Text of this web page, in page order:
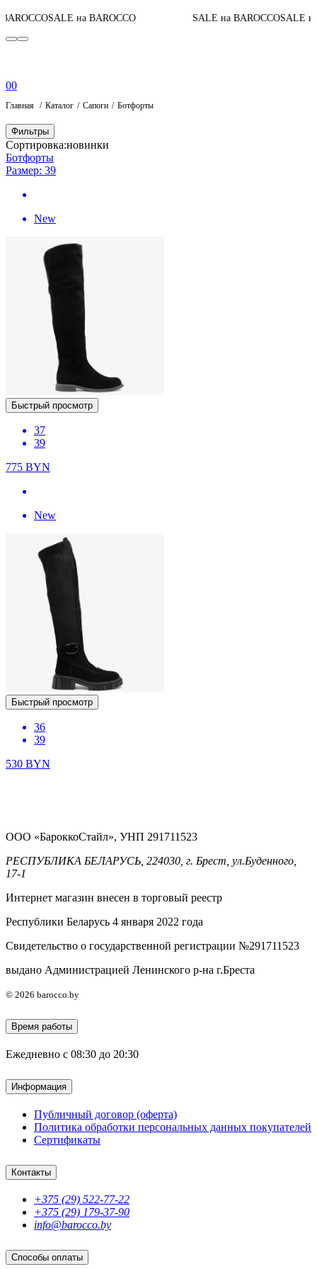
SALE на BAROCCO SALE на BAROCCOSALE на
00
Главная Каталог Сапоги Ботфорты
Фильтры
Сортировка:новинки
Ботфорты
Размер: 39
New
Быстрый просмотр
37
39
775 BYN
New
Быстрый просмотр
36
39
530 BYN
ООО «БароккоСтайл», УНП 291711523
РЕСПУБЛИКА БЕЛАРУСЬ, 224030, г. Брест, ул.Буденного,
17-1
Интернет магазин внесен в торговый реестр
Республики Беларусь 4 января 2022 года
Свидетельство о государственной регистрации №291711523
выдано Администрацией Ленинского р-на г.Бреста
© 2026 barocco.by
Время работы
Ежедневно с 08:30 до 20:30
Информация
Публичный договор (оферта)
Политика обработки персональных данных покупателей
Сертификаты
Контакты
+375 (29) 522-77-22
+375 (29) 179-37-90
info@barocco.by
Способы оплаты